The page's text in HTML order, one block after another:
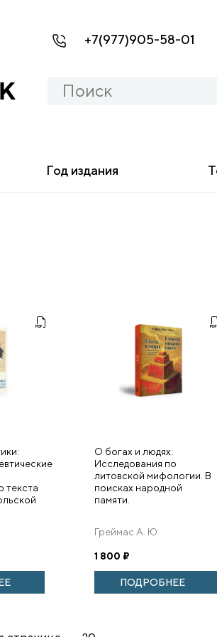
+7(977)905-58-01
Год издания
текста
О богах и людях:
Исследования по
литовской мифологии. В
поисках народной
памяти.
Греймас А. Ю
1 800 ₽
ПОДРОБНЕЕ